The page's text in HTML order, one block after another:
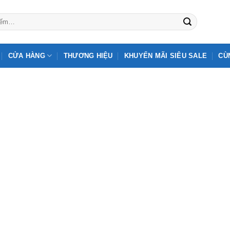
CỬA HÀNG THƯƠNG HIỆU KHUYẾN MÃI SIÊU SALE